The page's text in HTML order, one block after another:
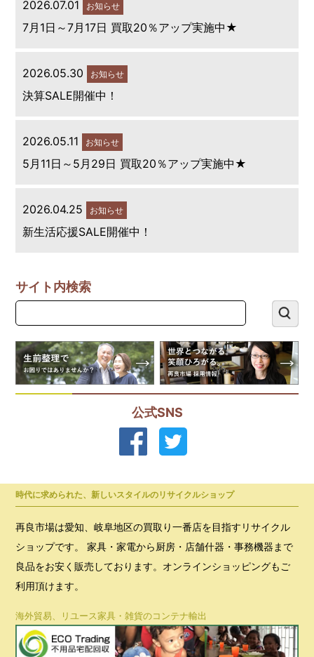
2026.07.01 お知らせ
7月1日～7月17日 買取20％アップ実施中★
2026.05.30 お知らせ
決算SALE開催中！
2026.05.11 お知らせ
5月11日～5月29日 買取20％アップ実施中★
2026.04.25 お知らせ
新生活応援SALE開催中！
サイト内検索
公式SNS
時代に求められた、新しいスタイルのリサイクルショップ
再良市場は愛知、岐阜地区の買取り一番店を目指すリサイクル
ショップです。 家具・家電から厨房・店舗什器・事務機器まで
良品をお安く販売しております。オンラインショッピングもご
利用頂けます。
海外貿易、リユース家具・雑貨のコンテナ輸出